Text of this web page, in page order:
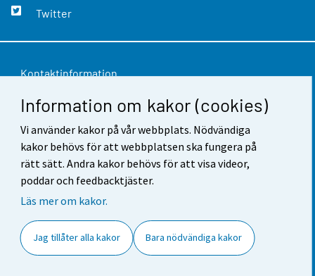
Information om kakor (cookies)
Vi använder kakor på vår webbplats. Nödvändiga
kakor behövs för att webbplatsen ska fungera på
rätt sätt. Andra kakor behövs för att visa videor,
poddar och feedbacktjäster.
Läs mer om kakor.
Jag tillåter alla kakor Bara nödvändiga kakor
Twitter
Kontaktinformation
Respons
Användarvillkor
Dataskydd
Tillgänglighet
Cookie-inställningar